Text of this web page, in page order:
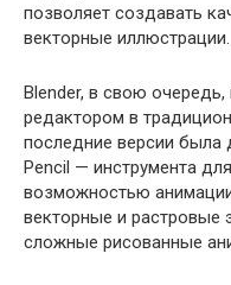
позволяет создавать
векторные иллюстрации.
Blender, в свою
редактором в
последние версии была
Pencil — инструмента
возможностью
векторные и растровые
сложные рисованные